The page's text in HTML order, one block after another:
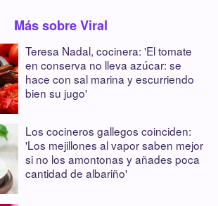
Más sobre Viral
Teresa Nadal, cocinera: 'El tomate
en conserva no lleva azúcar: se
hace con sal marina y escurriendo
bien su jugo'
Los cocineros gallegos coinciden:
'Los mejillones al vapor saben mejor
si no los amontonas y añades poca
cantidad de albariño'